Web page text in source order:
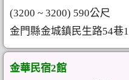
(3200 ~ 3200) 590公尺
金門縣金城鎮民生路54巷
金華民宿2館